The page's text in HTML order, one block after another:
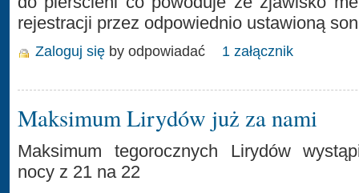
rejestracji przez odpowiednio ustawioną
Zaloguj się by odpowiadać 1 załącznik
Maksimum Lirydów już za nami
Maksimum tegorocznych Lirydów
nocy z 21 na 22